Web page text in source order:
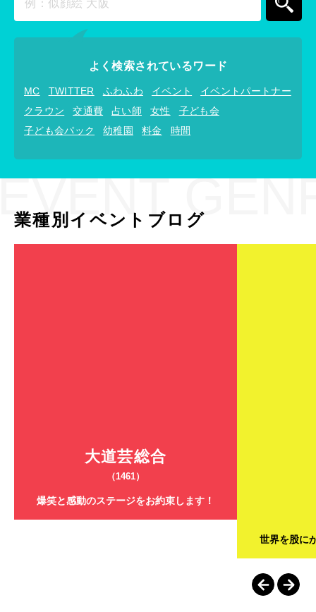
よく検索されているワード
MC TWITTER ふわふわ イベント
イベントパートナー
クラウン
交通費 占い師 女性
子ども会
子ども会パック
幼稚園 料金 時間
業種別イベントブログ
大道芸総合
（1461）
爆笑と感動のステージをお約束します！
世界を股に